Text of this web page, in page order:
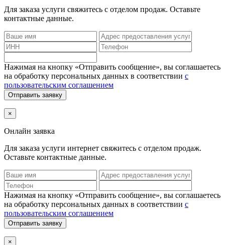
Для заказа услуги свяжитесь с отделом продаж. Оставьте
контактные данные.
Нажимая на кнопку «Отправить сообщение», вы соглашаетесь
на обработку персональных данных в соответствии с
пользовательским соглашением
Отправить заявку
×
Онлайн заявка
Для заказа услуги интернет свяжитесь с отделом продаж.
Оставьте контактные данные.
Нажимая на кнопку «Отправить сообщение», вы соглашаетесь
на обработку персональных данных в соответствии с
пользовательским соглашением
Отправить заявку
×